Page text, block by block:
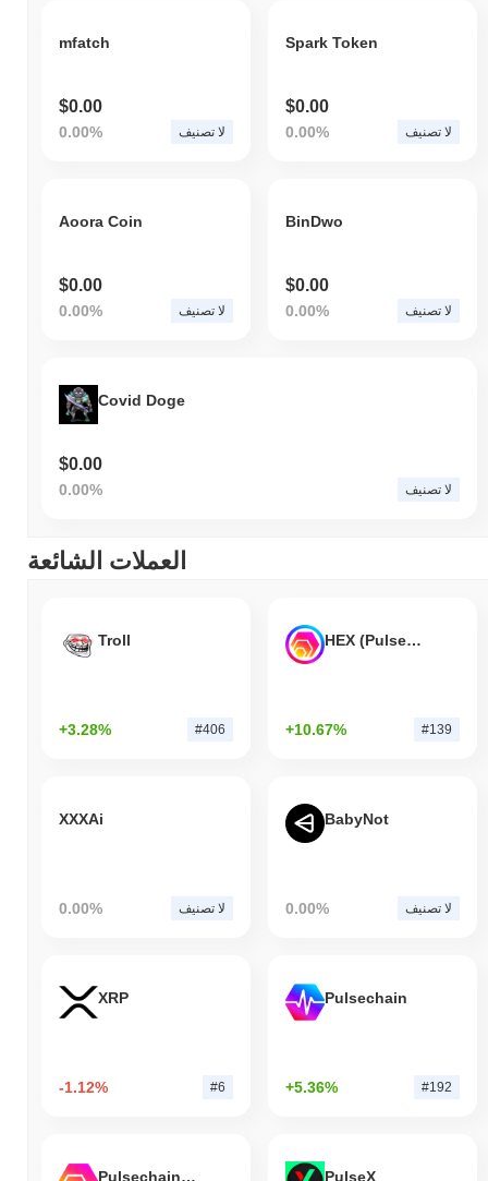
mfatch
$0.00
0.00% لا تصنيف
Spark Token
$0.00
0.00% لا تصنيف
Aoora Coin
$0.00
0.00% لا تصنيف
BinDwo
$0.00
0.00% لا تصنيف
Covid Doge
$0.00
0.00% لا تصنيف
العملات الشائعة
Troll
+3.28% #406
HEX (Pulsechain)
+10.67% #139
XXXAi
0.00% لا تصنيف
BabyNot
0.00% لا تصنيف
XRP
-1.12% #6
Pulsechain
+5.36% #192
Pulsechain Bridged HEX (Pulsechain) PulseX